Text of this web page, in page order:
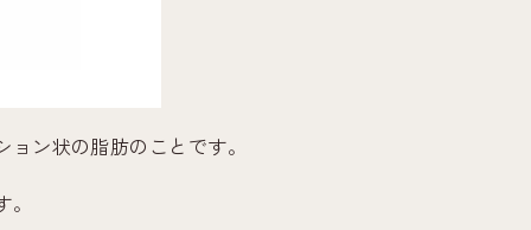
ン状の脂肪のことです。